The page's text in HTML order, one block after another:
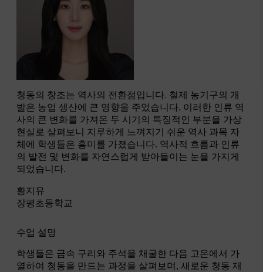
청동의 창조는 역사의 전환점입니다. 철제 농기구의 개
발은 농업 생산에 큰 영향을 주었습니다. 이러한 인류 역
사의 큰 변화를 가져온 두 시기의 특징적인 부분을 가상
현실로 살펴보니 지루하게 느껴지기 쉬운 역사 과목 자
체에 학생들은 흥미를 가졌습니다. 역사적 흐름과 인류
의 발전 및 변화를 자연스럽게 받아들이는 눈을 가지게
되었습니다.
황지유
장평초등학교
수업 설명
학생들은 금속 구리와 주석을 채굴한 다음 고온에서 가
열하여 청동을 만드는 과정을 살펴보며, 새로운 청동 재